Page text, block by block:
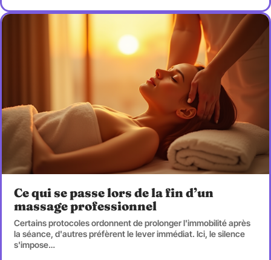
Ce qui se passe lors de la fin d’un
massage professionnel
Certains protocoles ordonnent de prolonger l'immobilité après
la séance, d'autres préfèrent le lever immédiat. Ici, le silence
s'impose…